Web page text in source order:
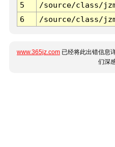
5
/source/class/
6
/source/class/
www.365jz.com 已经将此出错信息
们深